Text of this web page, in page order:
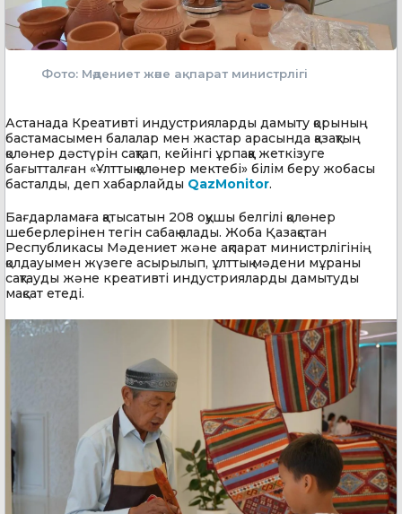
Фото: Мәдениет және ақпарат министрлігі
Астанада Креативті индустрияларды дамыту қорының
бастамасымен балалар мен жастар арасында қазақтың
қолөнер дәстүрін сақтап, кейінгі ұрпаққа жеткізуге
бағытталған «Ұлттық қолөнер мектебі» білім беру жобасы
басталды, деп хабарлайды QazMonitor.
Бағдарламаға қатысатын 208 оқушы белгілі қолөнер
шеберлерінен тегін сабақ алады. Жоба Қазақстан
Республикасы Мәдениет және ақпарат министрлігінің
қолдауымен жүзеге асырылып, ұлттық мәдени мұраны
сақтауды және креативті индустрияларды дамытуды
мақсат етеді.